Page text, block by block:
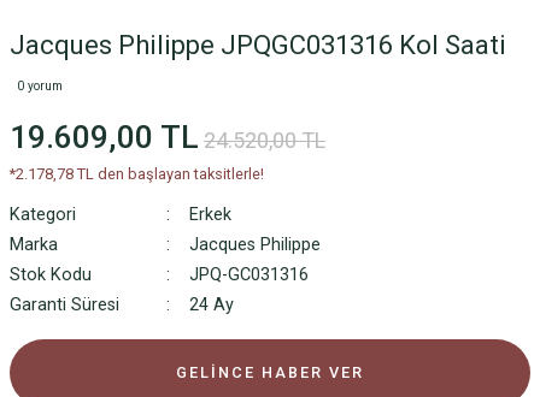
Jacques Philippe JPQGC031316 Kol Saati
0 yorum
19.609,00 TL 24.520,00 TL
*2.178,78 TL den başlayan taksitlerle!
Kategori
Erkek
Marka
Jacques Philippe
Stok Kodu
JPQ-GC031316
Garanti Süresi
24 Ay
GELİNCE HABER VER